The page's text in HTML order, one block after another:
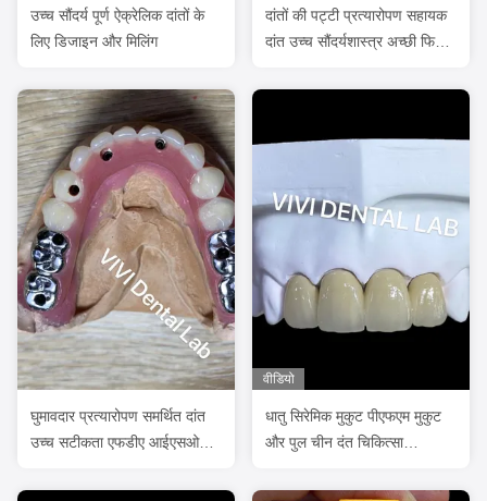
उच्च सौंदर्य पूर्ण ऐक्रेलिक दांतों के
लिए डिजाइन और मिलिंग
दांतों की पट्टी प्रत्यारोपण सहायक
दांत उच्च सौंदर्यशास्त्र अच्छी फिट
घुमावदार प्रत्यारोपण समर्थित दांत
उच्च सटीकता एफडीए आईएसओ
वीडियो
धातु सिरेमिक मुकुट पीएफएम मुकुट
और पुल चीन दंत चिकित्सा